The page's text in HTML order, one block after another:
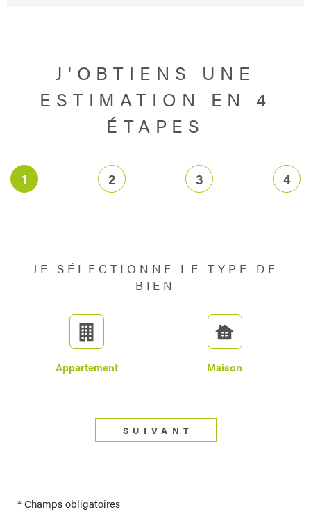
J'OBTIENS UNE
ESTIMATION EN 4
ÉTAPES
1 2 3 4
JE SÉLECTIONNE LE TYPE DE
BIEN
Appartement Maison
SUIVANT
* Champs obligatoires